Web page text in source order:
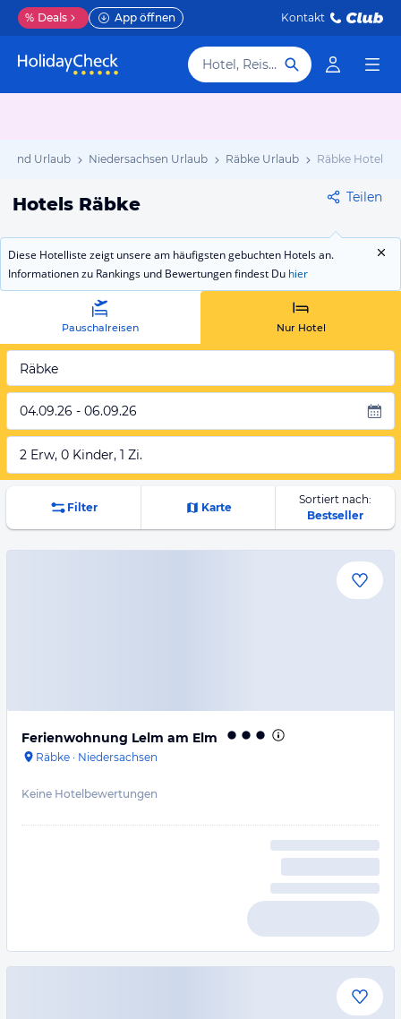
% Deals App öffnen Kontakt
Hotel, Reiseziel
Urlaub Niedersachsen Urlaub Räbke Urlaub Räbke Hotels
Hotels Räbke Teilen
Diese Hotelliste zeigt unsere am häufigsten gebuchten Hotels an.
Informationen zu Rankings und Bewertungen findest Du hier
Pauschalreisen Nur Hotel
Räbke
04.09.26 - 06.09.26
2 Erw, 0 Kinder, 1 Zi.
Filter Karte
Sortiert nach:
Bestseller
Ferienwohnung Lelm am Elm
Räbke · Niedersachsen
Keine Hotelbewertungen